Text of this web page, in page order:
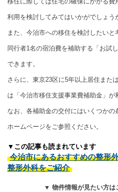
利用を検討してみてはいかがでしょう
また、今治市への移住を検討したい
同行者1名の宿泊費を補助する「お試
できます。
さらに、東京23区に5年以上居住また
は「今治市移住支援事業費補助金」が
なお、各補助金の交付にはいくつか
ホームページをご参照ください。
▼この記事も読まれています
今治市にあるおすすめの整形
整形外科をご紹介
▼ 物件情報が見たい方は